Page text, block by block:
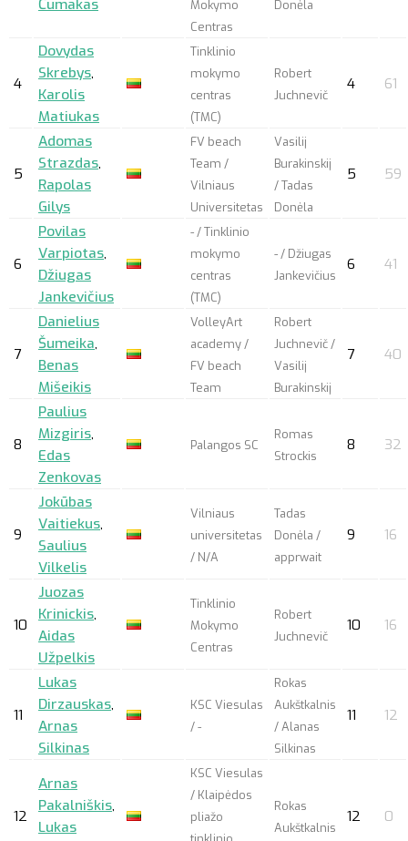
Čumakas
Mokymo
Centras
Donėla
4
Dovydas
Skrebys,
Karolis
Matiukas
Tinklinio
mokymo
centras
(TMC)
Robert
Juchnevič
4 61
5
Adomas
Strazdas,
Rapolas
Gilys
FV beach
Team /
Vilniaus
Universitetas
Vasilij
Burakinskij
/ Tadas
Donėla
5 59
6
Povilas
Varpiotas,
Džiugas
Jankevičius
- / Tinklinio
mokymo
centras
(TMC)
- / Džiugas
Jankevičius
6 41
7
Danielius
Šumeika,
Benas
Mišeikis
VolleyArt
academy /
FV beach
Team
Robert
Juchnevič /
Vasilij
Burakinskij
7 40
8
Paulius
Mizgiris,
Edas
Zenkovas
Palangos SC
Romas
Strockis
8 32
9
Jokūbas
Vaitiekus,
Saulius
Vilkelis
Vilniaus
universitetas
/ N/A
Tadas
Donėla /
apprwait
9 16
10
Juozas
Krinickis,
Aidas
Užpelkis
Tinklinio
Mokymo
Centras
Robert
Juchnevič
10 16
11
Lukas
Dirzauskas,
Arnas
Silkinas
KSC Viesulas
/ -
Rokas
Aukštkalnis
/ Alanas
Silkinas
11 12
12
Arnas
Pakalniškis,
Lukas
KSC Viesulas
/ Klaipėdos
pliažo
Rokas
Aukštkalnis
12 0